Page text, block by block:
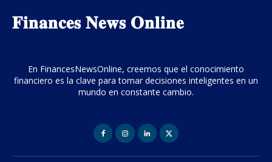
𝐅𝐢𝐧𝐚𝐧𝐜𝐞𝐬 𝐍𝐞𝐰𝐬 𝐎𝐧𝐥𝐢𝐧𝐞
En FinancesNewsOnline, creemos que el conocimiento
financiero es la clave para tomar decisiones inteligentes en un
mundo en constante cambio.